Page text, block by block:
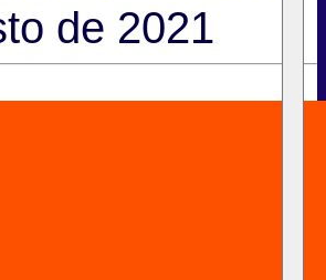
de 2021